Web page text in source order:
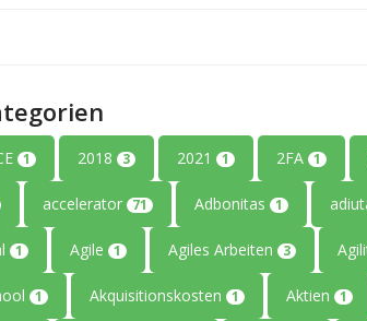
1 2018 3 2021 1 2FA 1
accelerator 71 Adbonitas 1
1 Agile 1 Agiles Arbeiten 3
1 Akquisitionskosten 1 Aktien 1